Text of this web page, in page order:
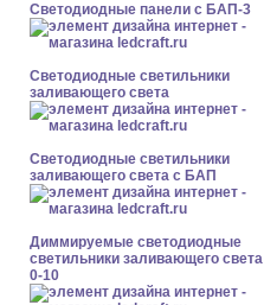
Cветодиодные панели с БАП-3
Светодиодные светильники
заливающего света
Светодиодные светильники
заливающего света с БАП
Диммируемые светодиодные
светильники заливающего света
0-10